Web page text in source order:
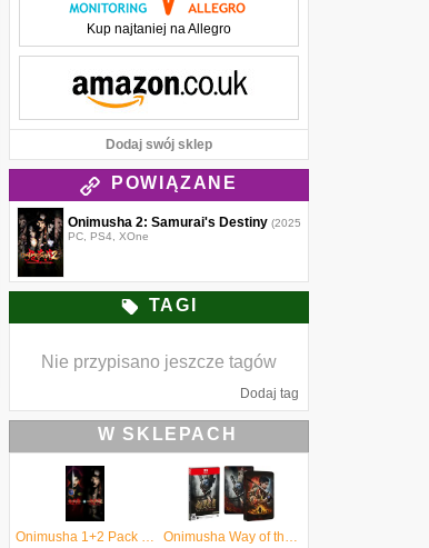
Kup najtaniej na Allegro
Dodaj swój sklep
POWIĄZANE
Onimusha 2: Samurai's Destiny (2025)
PC, PS4, XOne
TAGI
Nie przypisano jeszcze tagów
Dodaj tag
W SKLEPACH
Onimusha 1+2 Pack (Digital)
Onimusha Way of the Sword Steelbook Edition (Gra NS2)